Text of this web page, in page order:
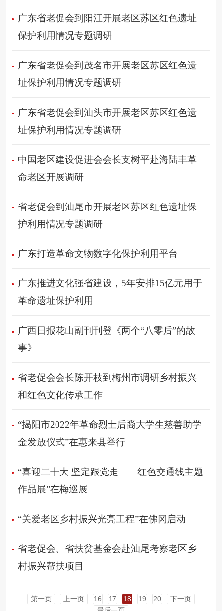
广东省老促会到阳江开展老区苏区红色遗址
保护利用情况专题调研
广东省老促会到茂名市开展老区苏区红色遗
址保护利用情况专题调研
广东省老促会到汕头市开展老区苏区红色遗
址保护利用情况专题调研
中国老区建设促进会会长支树平赴海陆丰革
命老区开展调研
省老促会到汕尾市开展老区苏区红色遗址保
护利用情况专题调研
广东打造革命文物数字化保护利用平台
广东推进文化强省建设，5年安排15亿元用于
革命遗址保护利用
广西日报花山副刊刊登《两个“八零后”的故
事》
省老促会会长陈开枝到梅州市调研乡村振兴
和红色文化传承工作
“揭阳市2022年革命烈士后裔大学生慈善助学
金发放仪式”在惠来县举行
“喜迎二十大 坚定跟党走——红色交通线主题
作品展”在梅巡展
“关爱老区乡村振兴光亮工程”在佛冈启动
省老促会、省扶贫基金会赴汕尾考察老区乡
村振兴帮扶项目
第一页 上一页 16 17 18 19 20
下一页